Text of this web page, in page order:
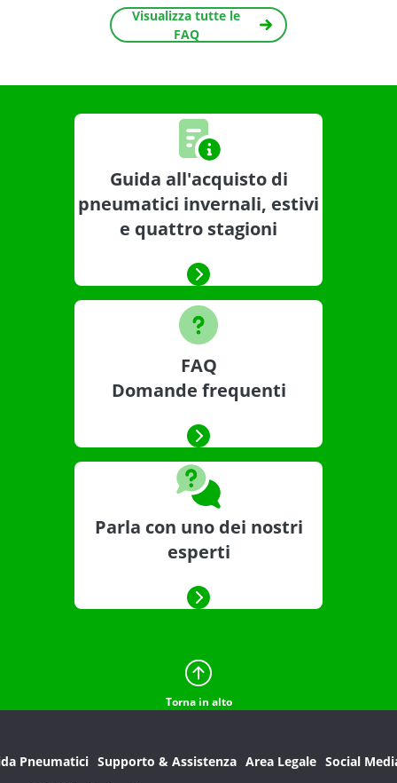
Visualizza tutte le
FAQ
Guida all'acquisto di
pneumatici invernali, estivi
e quattro stagioni
FAQ
Domande frequenti
Parla con uno dei nostri
esperti
Torna in alto
Pneumatici Supporto & Assistenza Area Legale Social